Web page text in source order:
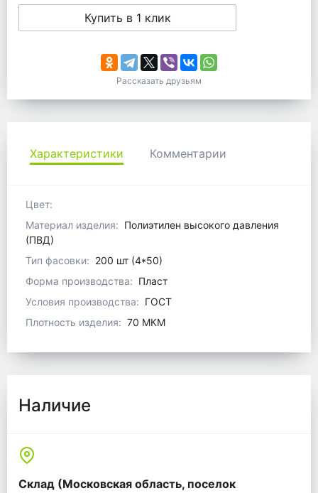
Купить в 1 клик
Рассказать друзьям
Характеристики Комментарии
Цвет:
Материал изделия: Полиэтилен высокого давления
(ПВД)
Тип фасовки: 200 шт (4*50)
Форма производства: Пласт
Условия производства: ГОСТ
Плотность изделия: 70 МКМ
Наличие
Склад (Московская область, поселок